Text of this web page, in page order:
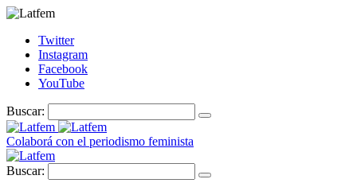
Twitter
Instagram
Facebook
YouTube
Buscar:
Colaborá con el periodismo feminista
Buscar: